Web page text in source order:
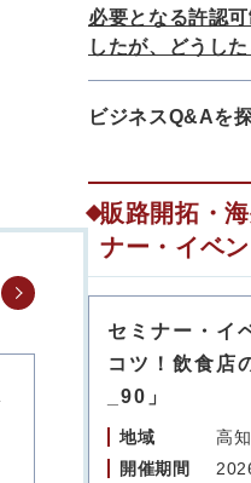
必要となる許認
したが、どうし
ビジネスQ&Aを
販路開拓・
ナー・イベン
セミナー・イ
コツ！飲食店
_90」
地域
高
開催期間